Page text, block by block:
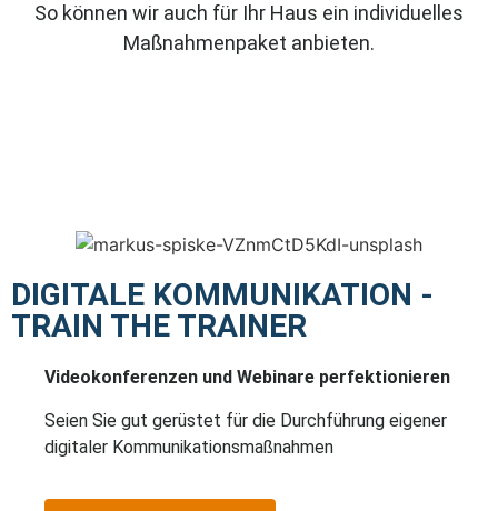
So können wir auch für Ihr Haus ein individuelles
Maßnahmenpaket anbieten.
DIGITALE KOMMUNIKATION -
TRAIN THE TRAINER
Videokonferenzen und Webinare perfektionieren
Seien Sie gut gerüstet für die Durchführung eigener
digitaler Kommunikationsmaßnahmen